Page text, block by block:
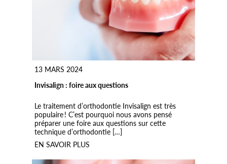
13 MARS 2024
Invisalign : foire aux questions
Le traitement d’orthodontie Invisalign est très
populaire ! C’est pourquoi nous avons pensé
préparer une foire aux questions sur cette
technique d’orthodontie […]
EN SAVOIR PLUS